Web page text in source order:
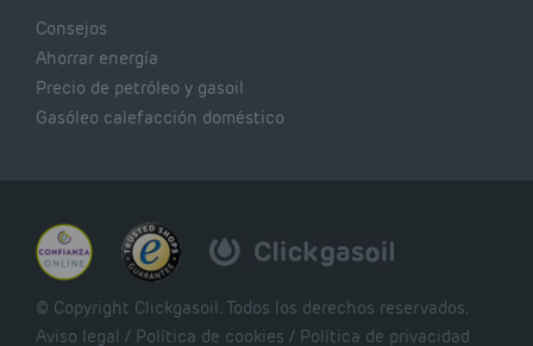
Consejos
Ahorrar energía
Precio de petróleo y gasoil
Gasóleo calefacción doméstico
© Copyright Clickgasoil. Todos los derechos reservados.
Aviso legal / Política de cookies / Política de privacidad